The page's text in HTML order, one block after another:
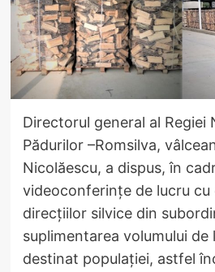
Directorul general al Regiei
Pădurilor –Romsilva,
Nicolăescu, a dispus, în
videoconferințe de lucru cu
direcțiilor silvice din
suplimentarea volumului
destinat populației, astfel